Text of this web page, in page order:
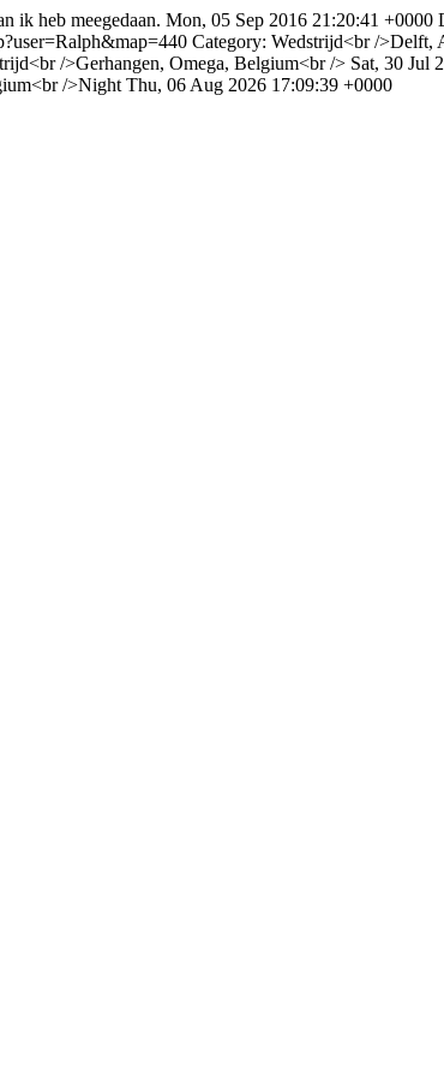
ik heb meegedaan. Mon, 05 Sep 2016 21:20:41 +0000
Category: Wedstrijd<br />Delft,
/>Gerhangen, Omega, Belgium<br /> Sat, 30 Jul
/>Night Thu, 06 Aug 2026 17:09:39 +0000